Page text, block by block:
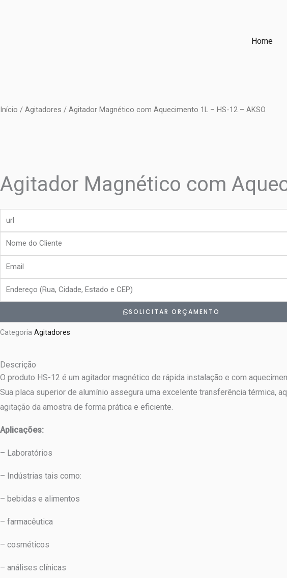
Home
Início / Agitadores / Agitador Magnético com Aquecimento 1L – HS-12 – AKSO
Agitador Magnético com
Nome
do
Cliente
Email
Endereço
SOLICITAR ORÇAMENTO
Categoria Agitadores
Descrição
O produto HS-12 é um agitador magnético de rápida instalação e com
Sua placa superior de alumínio assegura uma excelente transferência térmica,
agitação da amostra de forma prática e eficiente.
Aplicações:
– Laboratórios
– Indústrias tais como:
– bebidas e alimentos
– farmacêutica
– cosméticos
– análises clínicas